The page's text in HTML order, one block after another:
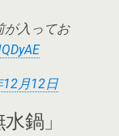
が入ってお
月12日
鍋」